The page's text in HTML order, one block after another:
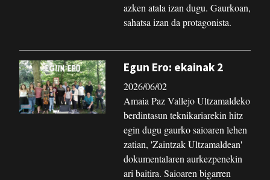
azken atala izan dugu. Gaurkoan,
sahatsa izan da protagonista.
Egun Ero: ekainak 2
2026/06/02
Amaia Paz Vallejo Ultzamaldeko
berdintasun teknikariarekin hitz
egin dugu gaurko saioaren lehen
zatian, 'Zaintzak Ultzamaldean'
dokumentalaren aurkezpenekin
ari baitira. Saioaren bigarren